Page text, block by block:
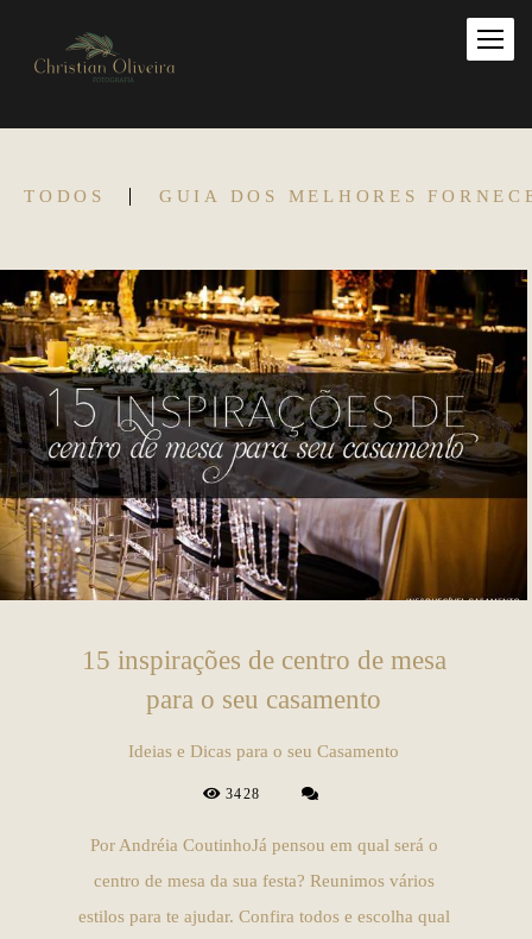
TODOS GUIA DOS MELHORES
15 inspirações de centro de mesa
para o seu casamento
Ideias e Dicas para o seu Casamento
3428
Por Andréia CoutinhoJá pensou em qual será o
centro de mesa da sua festa? Reunimos vários
estilos para te ajudar. Confira todos e escolha qual